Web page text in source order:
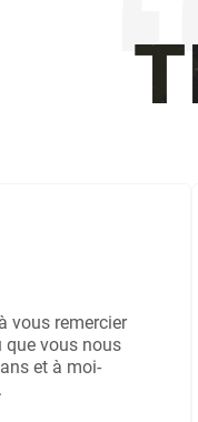
vous remercier
que vous nous
et à moi-